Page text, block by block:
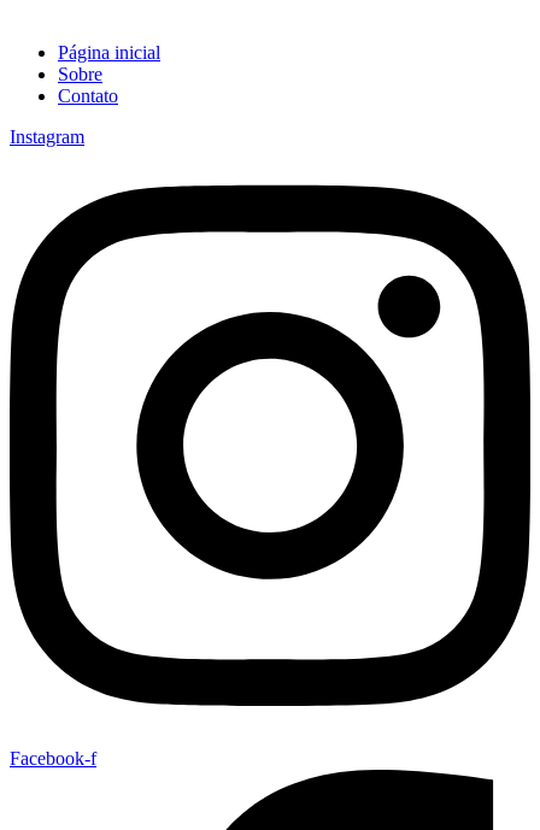
Página inicial
Sobre
Contato
Instagram
Facebook-f